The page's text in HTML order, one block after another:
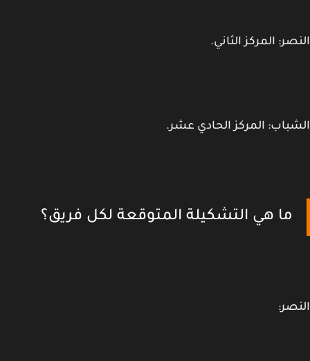
المركز الثاني.
المركز الحادي عشر.
ما هي التشكيلة المتوقعة لكل فريق؟